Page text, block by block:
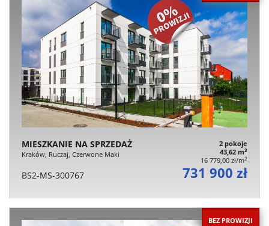
MIESZKANIE NA SPRZEDAŻ
Kraków, Ruczaj, Czerwone Maki
2 pokoje
43,62 m2
16 779,00 zł/m2
BS2-MS-300767 731 900 zł
BEZ PROWIZJI